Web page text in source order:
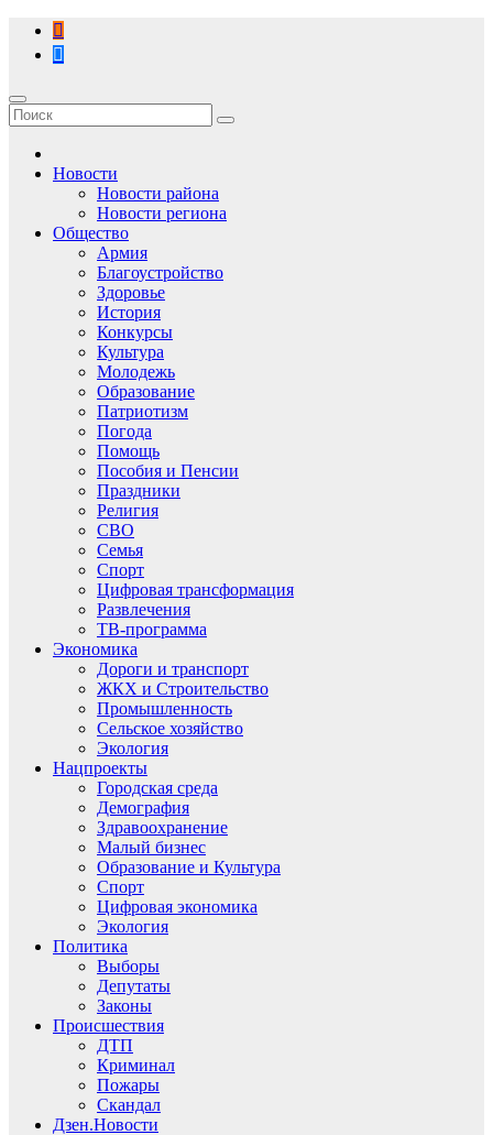
Перейти
содержимому
Новости
Новости района
Новости региона
Общество
Армия
Благоустройство
Здоровье
История
Конкурсы
Культура
Молодежь
Образование
Патриотизм
Погода
Помощь
Пособия и Пенсии
Праздники
Религия
СВО
Семья
Спорт
Цифровая трансформация
Развлечения
ТВ-программа
Экономика
Дороги и транспорт
ЖКХ и Строительство
Промышленность
Сельское хозяйство
Экология
Нацпроекты
Городская среда
Демография
Здравоохранение
Малый бизнес
Образование и Культура
Спорт
Цифровая экономика
Экология
Политика
Выборы
Депутаты
Законы
Происшествия
ДТП
Криминал
Пожары
Скандал
Дзен.Новости